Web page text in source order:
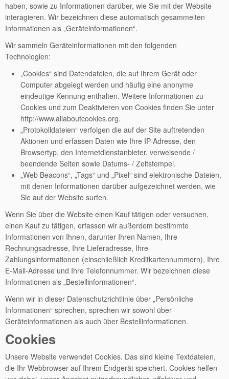
haben, sowie zu Informationen darüber, wie Sie mit der Website
interagieren. Wir bezeichnen diese automatisch gesammelten
Informationen als „Geräteinformationen“.
Wir sammeln Geräteinformationen mit den folgenden
Technologien:
„Cookies“ sind Datendateien, die auf Ihrem Gerät oder
Computer abgelegt werden und häufig eine anonyme
eindeutige Kennung enthalten. Weitere Informationen zu
Cookies und zum Deaktivieren von Cookies finden Sie unter
http://www.allaboutcookies.org.
„Protokolldateien“ verfolgen die auf der Site auftretenden
Aktionen und erfassen Daten wie Ihre IP-Adresse, den
Browsertyp, den Internetdienstanbieter, verweisende /
beendende Seiten sowie Datums- / Zeitstempel.
„Web Beacons“, „Tags“ und „Pixel“ sind elektronische Dateien,
mit denen Informationen darüber aufgezeichnet werden, wie
Sie auf der Website surfen.
Wenn Sie über die Website einen Kauf tätigen oder versuchen,
einen Kauf zu tätigen, erfassen wir außerdem bestimmte
Informationen von Ihnen, darunter Ihren Namen, Ihre
Rechnungsadresse, Ihre Lieferadresse, Ihre
Zahlungsinformationen (einschließlich Kreditkartennummern), Ihre
E-Mail-Adresse und Ihre Telefonnummer. Wir bezeichnen diese
Informationen als „Bestellinformationen“.
Wenn wir in dieser Datenschutzrichtlinie über „Persönliche
Informationen“ sprechen, sprechen wir sowohl über
Geräteinformationen als auch über Bestellinformationen.
Cookies
Unsere Website verwendet Cookies. Das sind kleine Textdateien,
die Ihr Webbrowser auf Ihrem Endgerät speichert. Cookies helfen